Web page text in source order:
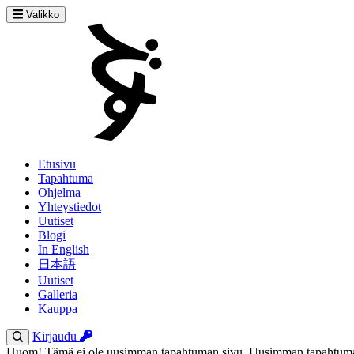
Valikko
Etusivu
Tapahtuma
Ohjelma
Yhteystiedot
Uutiset
Blogi
In English
日本語
Uutiset
Galleria
Kauppa
Kirjaudu